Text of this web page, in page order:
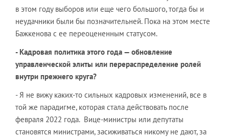
в этом году выборов или еще чего большого, тогда бы и
неудачники были бы позначительней. Пока на этом месте
Бажкенова с ее переоцененным статусом.
- Кадровая политика этого года — обновление
управленческой элиты или перераспределение ролей
внутри прежнего круга?
- Я не вижу каких-то сильных кадровых изменений, все в
той же парадигме, которая стала действовать после
февраля 2022 года. Вице-министры или депутаты
становятся министрами, засиживаться никому не дают, за